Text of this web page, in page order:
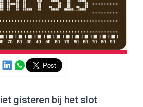
gisteren bij het slot